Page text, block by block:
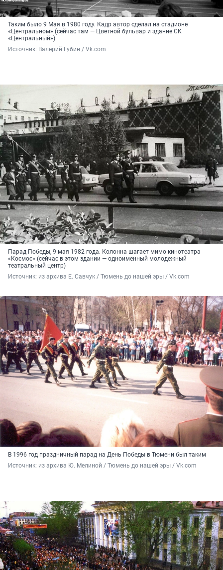
Таким было 9 Мая в 1980 году. Кадр автор сделал на стадионе
«Центральном» (сейчас там — Цветной бульвар и здание СК
«Центральный»)
Источник: Валерий Губин / Vk.com
Парад Победы, 9 мая 1982 года. Колонна шагает мимо кинотеатра
«Космос» (сейчас в этом здании — одноименный молодежный
театральный центр)
Источник: из архива Е. Савчук / Тюмень до нашей эры / Vk.com
В 1996 год праздничный парад на День Победы в Тюмени был таким
Источник: из архива Ю. Мелиной / Тюмень до нашей эры / Vk.com